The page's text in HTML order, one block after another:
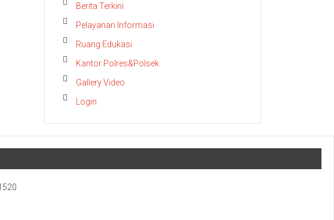
Berita Terkini
Pelayanan Informasi
Ruang Edukasi
Kantor Polres&Polsek
Gallery Video
Login